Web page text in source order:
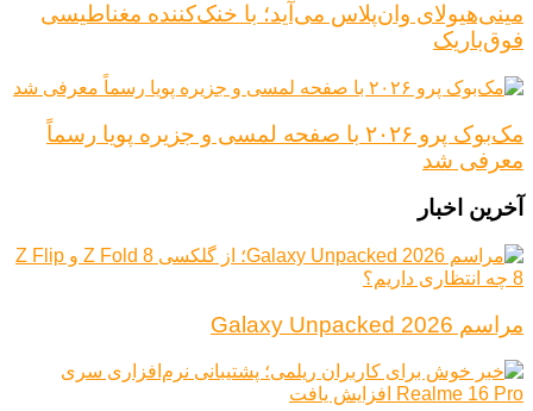
مینی‌هیولای وان‌پلاس می‌آید؛ با خنک‌کننده مغناطیسی
فوق‌باریک
مک‌بوک پرو ۲۰۲۶ با صفحه لمسی و جزیره پویا رسماً
معرفی شد
آخرین اخبار
مراسم Galaxy Unpacked 2026